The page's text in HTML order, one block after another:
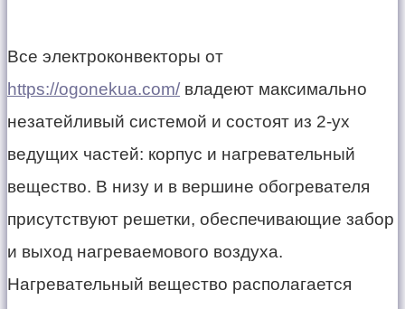
Все электроконвекторы от
https://ogonekua.com/ владеют максимально
незатейливый системой и состоят из 2-ух
ведущих частей: корпус и нагревательный
вещество. В низу и в вершине обогревателя
присутствуют решетки, обеспечивающие забор
и выход нагреваемового воздуха.
Нагревательный вещество располагается